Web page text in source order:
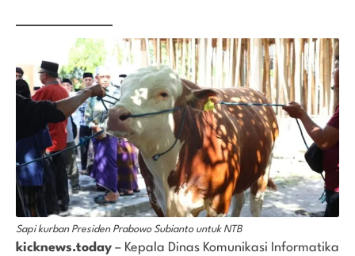
Sapi kurban Presiden Prabowo Subianto untuk NTB
kicknews.today – Kepala Dinas Komunikasi Informatika